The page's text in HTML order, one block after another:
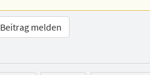
Beitrag melden